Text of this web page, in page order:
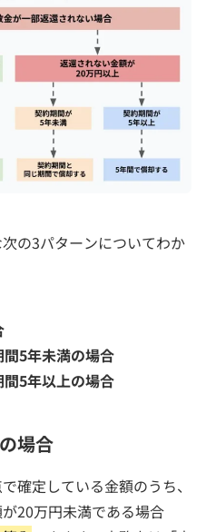
の3パターンについてわか
5年未満の場合
5年以上の場合
場合
確定している金額のうち、
20万円未満である場合